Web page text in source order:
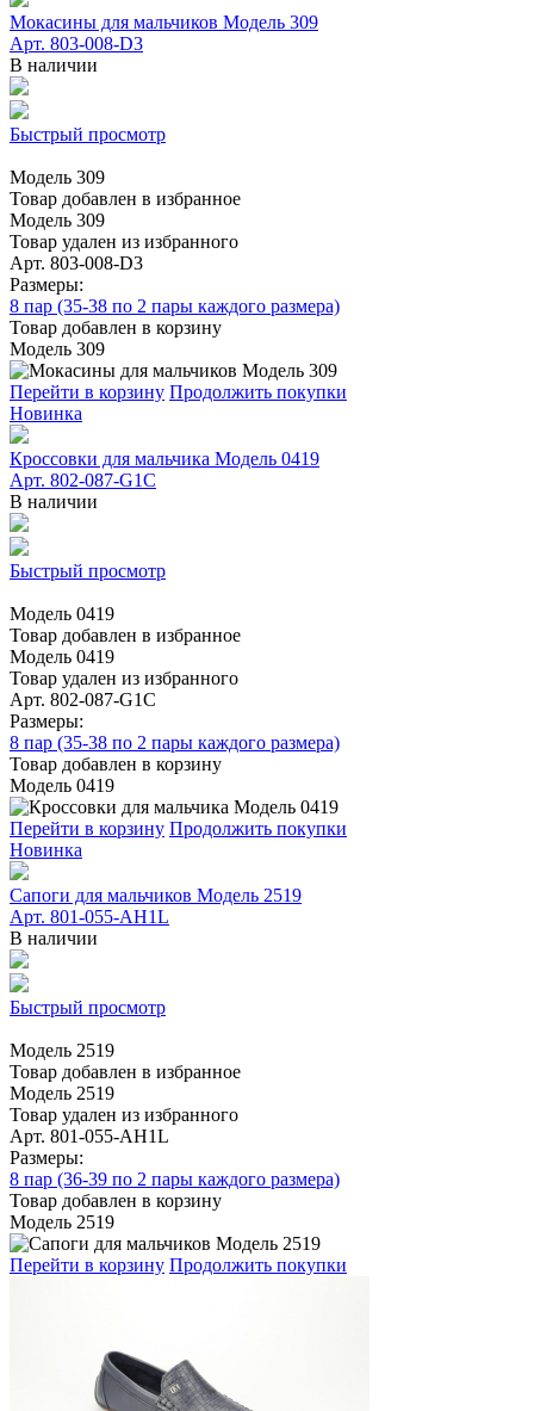
Мокасины для мальчиков Модель 309
Арт. 803-008-D3
В наличии
Быстрый просмотр
Модель 309
Товар добавлен в избранное
Модель 309
Товар удален из избранного
Арт. 803-008-D3
Размеры:
8 пар (35-38 по 2 пары каждого размера)
Товар добавлен в корзину
Модель 309
Перейти в корзину Продолжить покупки
Новинка
Кроссовки для мальчика Модель 0419
Арт. 802-087-G1C
В наличии
Быстрый просмотр
Модель 0419
Товар добавлен в избранное
Модель 0419
Товар удален из избранного
Арт. 802-087-G1C
Размеры:
8 пар (35-38 по 2 пары каждого размера)
Товар добавлен в корзину
Модель 0419
Перейти в корзину Продолжить покупки
Новинка
Сапоги для мальчиков Модель 2519
Арт. 801-055-AH1L
В наличии
Быстрый просмотр
Модель 2519
Товар добавлен в избранное
Модель 2519
Товар удален из избранного
Арт. 801-055-AH1L
Размеры:
8 пар (36-39 по 2 пары каждого размера)
Товар добавлен в корзину
Модель 2519
Перейти в корзину Продолжить покупки